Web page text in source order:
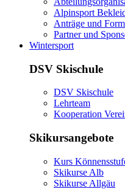
Alpinsport
Anträge und
Partner und
Wintersport
DSV Skischule
DSV Skischule
Lehrteam
Kooperation
Skikursangebote
Kurs
Skikurse Alb
Skikurse Allgäu